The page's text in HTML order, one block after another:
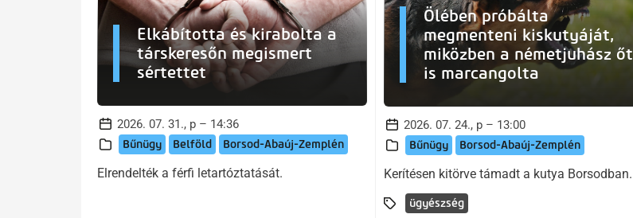
Elkábította és kirabolta a
társkeresőn megismert
sértettet
2026. 07. 31., p – 14:36
Bűnügy Belföld Borsod-Abaúj-Zemplén
Elrendelték a férfi letartóztatását.
Ölében próbálta
megmenteni kiskutyáját,
miközben a németjuhász őt
is marcangolta
2026. 07. 24., p – 13:00
Bűnügy Borsod-Abaúj-Zemplén
Kerítésen kitörve támadt a kutya Borsodban.
ügyészség